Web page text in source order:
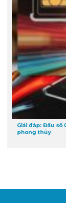
Giải đáp: Đầu số
phong thủy